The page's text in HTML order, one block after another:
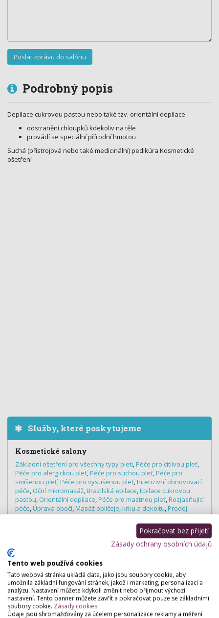
Podrobný popis
Depilace cukrovou pastou nebo také tzv. orientální depilace
odstranění chloupků kdekoliv na těle
provádí se speciální přírodní hmotou
Suchá (přístrojová nebo také medicinální) pedikúra Kosmetické
ošetření
Služby, které poskytujeme
Kosmetické salony
Základní ošetření pro všechny typy pleti,Péče pro citlivou pleť,
Péče pro alergickou pleť,Péče pro suchou pleť,Péče pro
smíšenou pleť,Péče pro vysušenou pleť,Intenzivní obnovovací
péče, Oční mikromasáž,Brazilská epilace,Epilace cukrovou
pastou, Orientální depilace,Péče pro mastnou pleť,Rozjasňující
péče,Úprava obočí,Masáž obličeje, krku a dekoltu,Prodej
pedikúra, Mokrá pedikúra,Pedikúra
Hodnocení salónu
Pokračovat bez přijetí
Zásady ochrany osobních údajů
Tento web používá cookies
Tato webová stránka ukládá data, jako jsou soubory cookie, aby
umožnila základní fungování stránek, jakož i marketing, personalizaci a
analýzu. Nastavení můžete kdykoli změnit nebo přijmout výchozí
nastavení. Tento banner můžete zavřít a pokračovat pouze se základními
soubory cookie. Zásady cookies
Údaje jsou shromažďovány za účelem personalizace reklamy a měření